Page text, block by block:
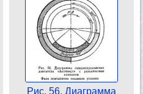
Рис. 56. Диаграмма